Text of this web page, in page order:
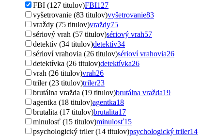
FBI (127 titulov)FBI127
vyšetrovanie (83 titulov)vyšetrovanie83
vraždy (75 titulov)vraždy75
sériový vrah (57 titulov)sériový vrah57
detektív (34 titulov)detektív34
sérioví vrahovia (26 titulov)sérioví vrahovia26
detektívka (26 titulov)detektívka26
vrah (26 titulov)vrah26
triler (23 titulov)triler23
brutálna vražda (19 titulov)brutálna vražda19
agentka (18 titulov)agentka18
brutalita (17 titulov)brutalita17
minulosť (15 titulov)minulosť15
psychologický triler (14 titulov)psychologický triler14